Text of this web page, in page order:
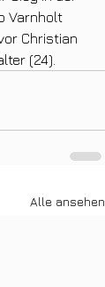
Varnholt
Christian
(24).
Alle ansehen